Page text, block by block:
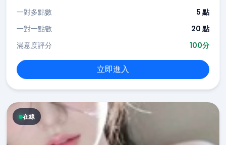
一對多點數
5 點
一對一點數
20 點
滿意度評分
100分
立即進入
在線